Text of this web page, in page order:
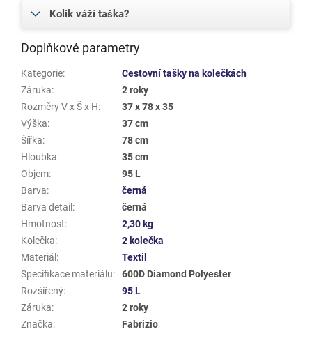
Kolik váží taška?
Doplňkové parametry
Kategorie:
Cestovní tašky na kolečkách
Záruka:
2 roky
Rozměry V x Š x H:
37 x 78 x 35
Výška:
37 cm
Šířka:
78 cm
Hloubka:
35 cm
Objem:
95 L
Barva:
černá
Barva detail :
černá
Hmotnost:
2,30 kg
Kolečka:
2 kolečka
Materiál :
Textil
Specifikace materiálu:
600D Diamond Polyester
Rozšířený:
95 L
Záruka:
2 roky
Značka: Fabrizio